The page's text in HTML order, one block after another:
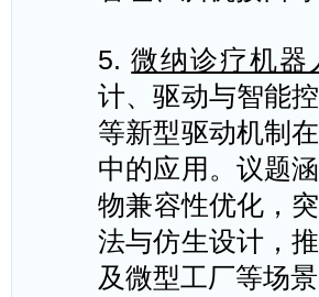
5.微纳诊疗机器
计、驱动与智能
等新型驱动机制
中的应用。议题
物兼容性优化，
法与仿生设计，
及微型工厂等场